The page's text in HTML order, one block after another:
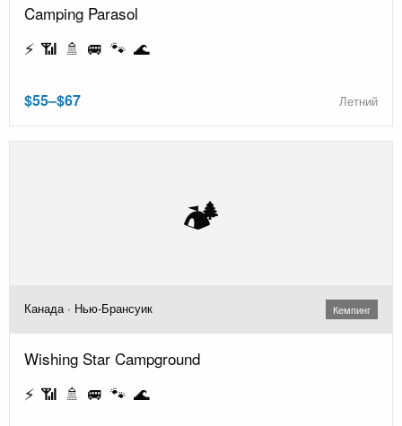
Camping Parasol
⚡ 📶 🚿 🚐 🐾 🌊
$55–$67 Летний
🏕️
Канада · Нью-Брансуик Кемпинг
Wishing Star Campground
⚡ 📶 🚿 🚐 🐾 🌊